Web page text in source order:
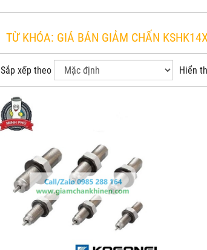
TỪ KHÓA: GIÁ BÁN GIẢM CHẤN
Sắp xếp theo Hiển